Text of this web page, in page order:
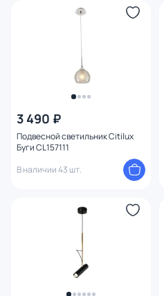
3 490 ₽
Подвесной светильник Citilux
Буги CL157111
В наличии 43 шт.